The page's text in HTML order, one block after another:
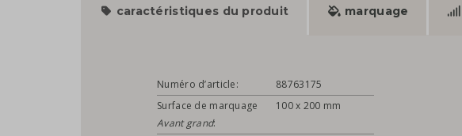
caractéristiques du produit marquage
Numéro d’article:
88763175
Surface de marquage
Avant grand:
100 x 200 mm